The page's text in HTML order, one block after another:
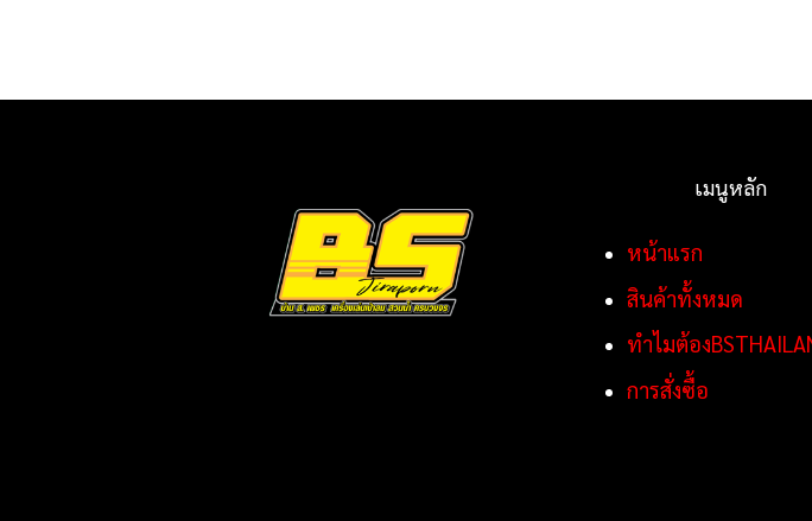
เมนูหลัก
หน้าแรก
สินค้าทั้งหมด
ทำไมต้อง
การสั่งซื้อ